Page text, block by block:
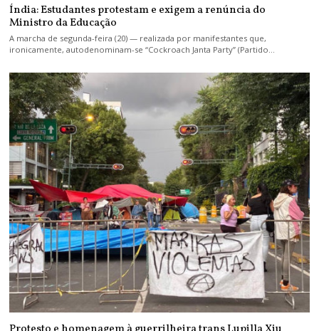
Índia: Estudantes protestam e exigem a renúncia do
Ministro da Educação
A marcha de segunda-feira (20) — realizada por manifestantes que,
ironicamente, autodenominam-se “Cockroach Janta Party” (Partido…